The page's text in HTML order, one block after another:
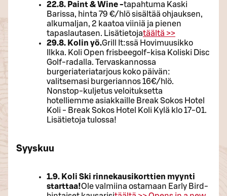
22.8. Paint & Wine -tapahtuma Kaski
Barissa, hinta 79 €/hlö sisältää ohjauksen,
alkumaljan, 2 kaatoa viiniä ja pienen
tapaslautasen. Lisätietojatäältä >>
29.8. Kolin yö.Grill It:ssä Hovimuusikko
Ilkka. Koli Open frisbeegolf-kisa Koliski Disc
Golf-radalla. Tervaskannossa
burgeriateriatarjous koko päivän:
valitsemasi burgeriannos 16€/hlö.
Nonstop-kuljetus veloituksetta
hotelliemme asiakkaille Break Sokos Hotel
Koli - Break Sokos Hotel Koli Kylä klo 17-01.
Lisätietoja tulossa!
Syyskuu
1.9. Koli Ski rinnekausikorttien myynti
starttaa!Ole valmiina ostamaan Early Bird-